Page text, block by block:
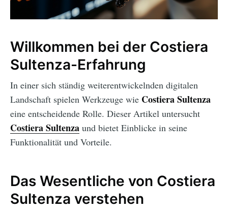
Willkommen bei der Costiera
Sultenza-Erfahrung
In einer sich ständig weiterentwickelnden digitalen
Landschaft spielen Werkzeuge wie Costiera Sultenza
eine entscheidende Rolle. Dieser Artikel untersucht
Costiera Sultenza und bietet Einblicke in seine
Funktionalität und Vorteile.
Das Wesentliche von Costiera
Sultenza verstehen